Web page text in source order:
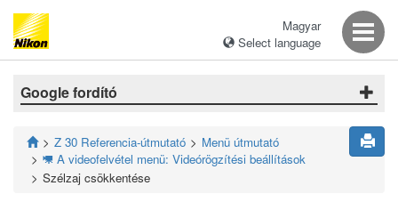
Magyar
Select language
Google fordító
Z 30 Referencia-útmutató Menü útmutató
1 A videofelvétel menü: Videórögzítési beállítások
Szélzaj csökkentése